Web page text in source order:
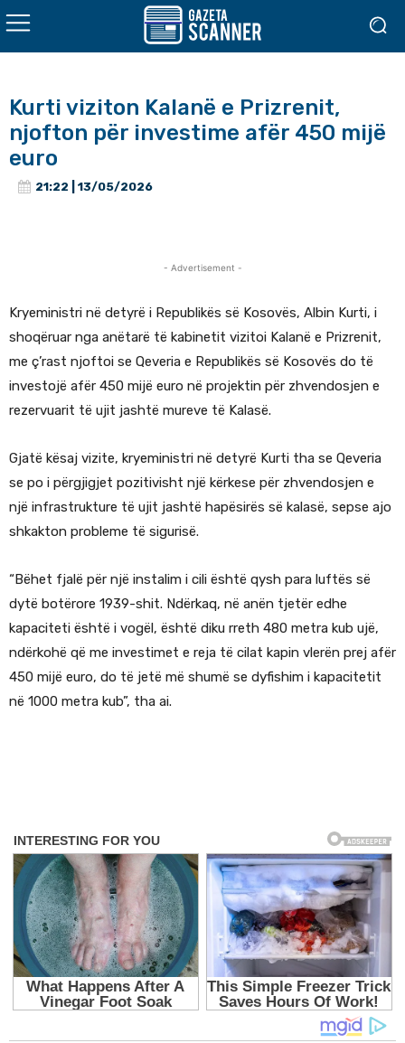
Kurti viziton Kalanë e Prizrenit,
njofton për investime afër 450 mijë
euro
21:22 | 13/05/2026
- Advertisement -
Kryeministri në detyrë i Republikës së Kosovës, Albin Kurti, i
shoqëruar nga anëtarë të kabinetit vizitoi Kalanë e Prizrenit,
me ç’rast njoftoi se Qeveria e Republikës së Kosovës do të
investojë afër 450 mijë euro në projektin për zhvendosjen e
rezervuarit të ujit jashtë mureve të Kalasë.
Gjatë kësaj vizite, kryeministri në detyrë Kurti tha se Qeveria
se po i përgjigjet pozitivisht një kërkese për zhvendosjen e
një infrastrukture të ujit jashtë hapësirës së kalasë, sepse ajo
shkakton probleme të sigurisë.
“Bëhet fjalë për një instalim i cili është qysh para luftës së
dytë botërore 1939-shit. Ndërkaq, në anën tjetër edhe
kapaciteti është i vogël, është diku rreth 480 metra kub ujë,
ndërkohë që me investimet e reja të cilat kapin vlerën prej afër
450 mijë euro, do të jetë më shumë se dyfishim i kapacitetit
në 1000 metra kub”, tha ai.